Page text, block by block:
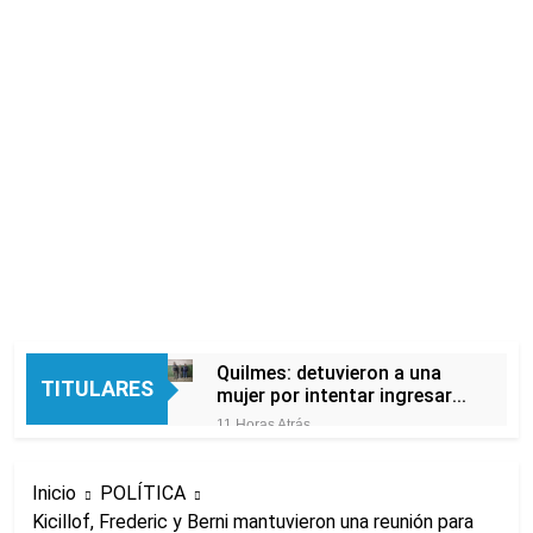
TITULARES
Quilmes: detuvieron a una
mujer por intentar ingresar
droga a una cárcel
11 Horas Atrás
errores libertarios
Inicio
POLÍTICA
Kicillof, Frederic y Berni mantuvieron una reunión para